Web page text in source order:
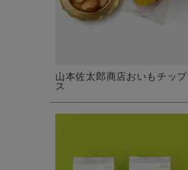
山本佐太郎商店おいもチップ
ス